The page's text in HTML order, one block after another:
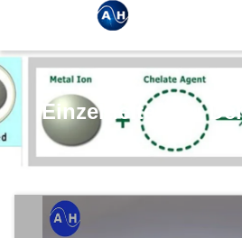
Einzelheiten Zu